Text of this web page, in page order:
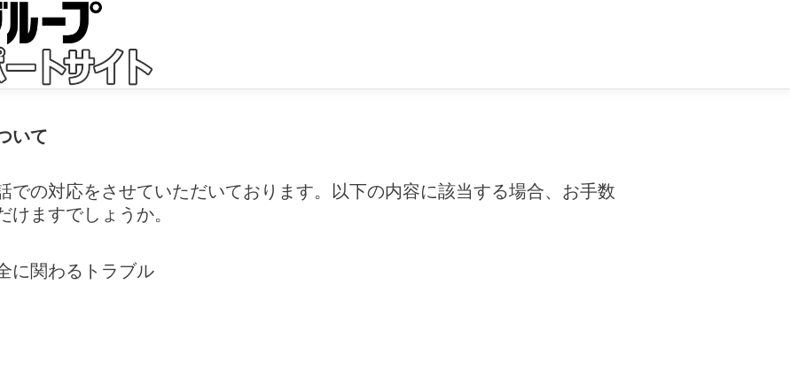
いて
での対応をさせていただいております。以下の内容に該当する場合、お手数
ますでしょうか。
に関わるトラブル